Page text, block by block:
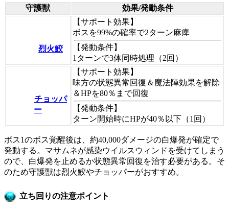
守護獣
効果/発動条件
烈火鮫
【サポート効果】
ボスを99%の確率で2ターン麻痺
【発動条件】
1ターンで3体同時処理（2回）
チョッパ
ー
【サポート効果】
味方の状態異常回復＆魔法陣効果を解除
＆HPを80％まで回復
【発動条件】
ターン開始時にHPが40％以下（1回）
ボス1のボス覚醒後は、約40,000ダメージの白爆発が確定で
発動する。マサムネが感染ウイルスウィンドを受けてしまう
ので、白爆発を止めるか状態異常回復を治す必要がある。そ
のため守護獣は烈火鮫やチョッパーがおすすめ。
立ち回りの注意ポイント